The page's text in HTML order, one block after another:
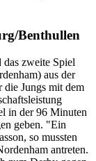
​Benthullen
das zweite Spiel
aus der
die Jungs mit dem
in der 96 Minuten
geben. "Ein
so mussten
antreten.